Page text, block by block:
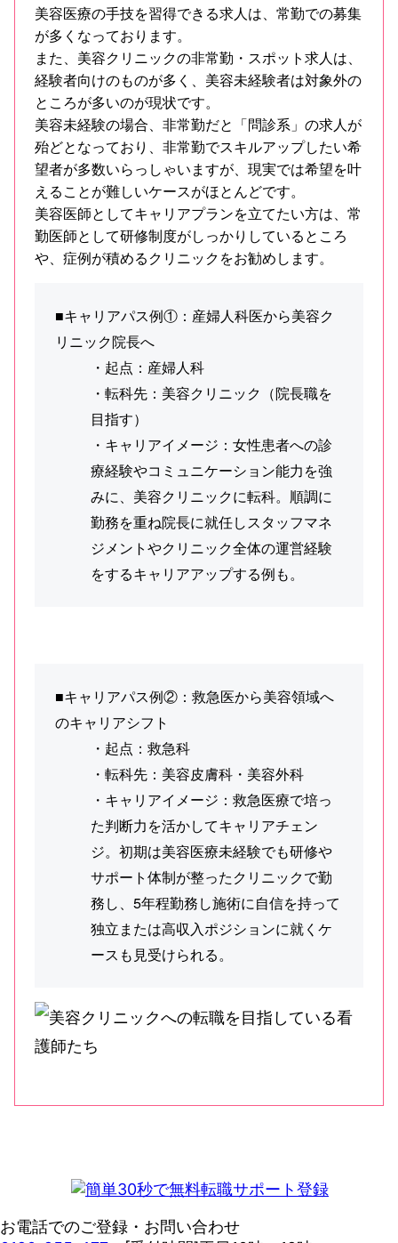
美容医療の手技を習得できる求人は、常勤での募集
が多くなっております。
また、美容クリニックの非常勤・スポット求人は、
経験者向けのものが多く、美容未経験者は対象外の
ところが多いのが現状です。
美容未経験の場合、非常勤だと「問診系」の求人が
殆どとなっており、非常勤でスキルアップしたい希
望者が多数いらっしゃいますが、現実では希望を叶
えることが難しいケースがほとんどです。
美容医師としてキャリアプランを立てたい方は、常
勤医師として研修制度がしっかりしているところ
や、症例が積めるクリニックをお勧めします。
■キャリアパス例①：産婦人科医から美容ク
リニック院長へ
・起点：産婦人科
・転科先：美容クリニック（院長職を
目指す）
・キャリアイメージ：女性患者への診
療経験やコミュニケーション能力を強
みに、美容クリニックに転科。順調に
勤務を重ね院長に就任しスタッフマネ
ジメントやクリニック全体の運営経験
をするキャリアアップする例も。
■キャリアパス例②：救急医から美容領域へ
のキャリアシフト
・起点：救急科
・転科先：美容皮膚科・美容外科
・キャリアイメージ：救急医療で培っ
た判断力を活かしてキャリアチェン
ジ。初期は美容医療未経験でも研修や
サポート体制が整ったクリニックで勤
務し、5年程勤務し施術に自信を持って
独立または高収入ポジションに就くケ
ースも見受けられる。
お電話でのご登録・お問い合わせ